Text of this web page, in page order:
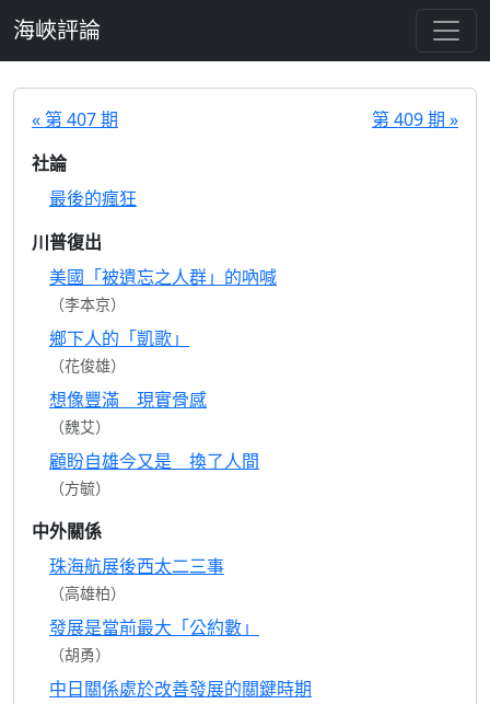
海峽評論
« 第 407 期
第 409 期 »
社論
最後的瘋狂
川普復出
美國「被遺忘之人群」的吶喊
（李本京）
鄉下人的「凱歌」
（花俊雄）
想像豐滿 現實骨感
（魏艾）
顧盼自雄今又是 換了人間
（方毓）
中外關係
珠海航展後西太二三事
（高雄柏）
發展是當前最大「公約數」
（胡勇）
中日關係處於改善發展的關鍵時期